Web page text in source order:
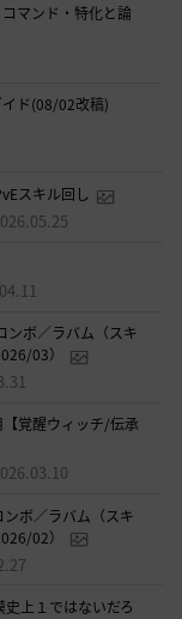
マンド・特化と論
ド(08/02改稿)
スキル回し
ンボ／ラバム（スキ
03）
【覚醒ウィッチ/伝承
ンボ／ラバム（スキ
02）
１ではないだろ